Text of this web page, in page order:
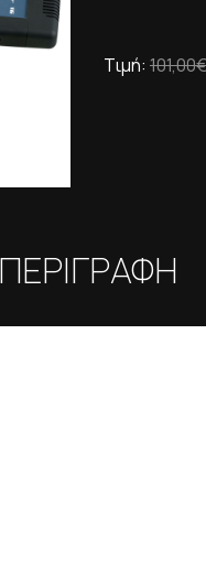
Τιμή: 101,00€
ΠΕΡΙΓΡΑΦΗ